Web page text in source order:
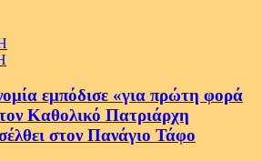
εμπόδισε «για πρώτη φορά
Καθολικό Πατριάρχη
στον Πανάγιο Τάφο